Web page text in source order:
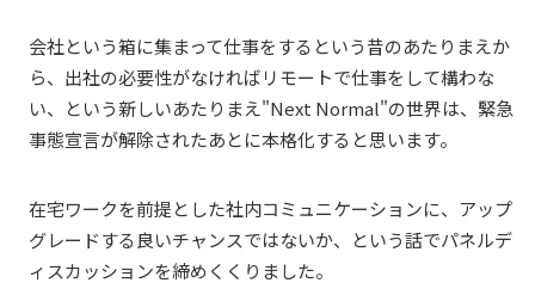
会社という箱に集まって仕事をするという昔のあたりまえか
ら、出社の必要性がなければリモートで仕事をして構わな
い、という新しいあたりまえ"Next Normal"の世界は、緊急
事態宣言が解除されたあとに本格化すると思います。
在宅ワークを前提とした社内コミュニケーションに、アップ
グレードする良いチャンスではないか、という話でパネルデ
ィスカッションを締めくくりました。